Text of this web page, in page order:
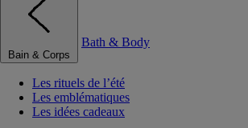
Bain & Corps
Bath & Body
Les rituels de l’été
Les emblématiques
Les idées cadeaux